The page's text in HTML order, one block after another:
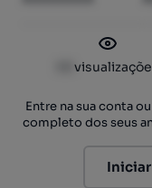
Entre na sua conta
completo dos seus
Iniciar